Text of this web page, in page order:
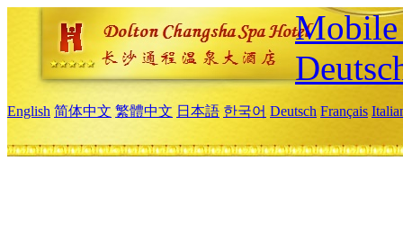
Mobile
English 简体中文 繁體中文 日本語 한국어 Deutsch Français